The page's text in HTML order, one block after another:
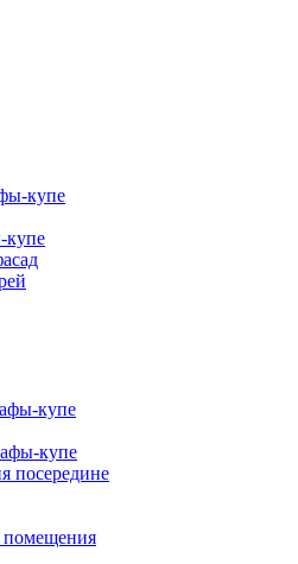
купе
купе
купе
купе
посередине
помещения